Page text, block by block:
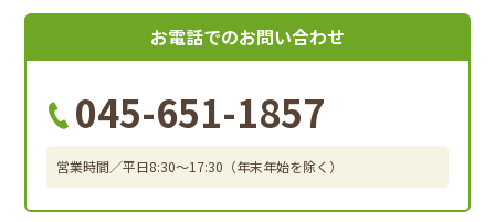
お電話でのお問い合わせ
045-651-1857
営業時間／平日8:30～17:30（年末年始を除く）